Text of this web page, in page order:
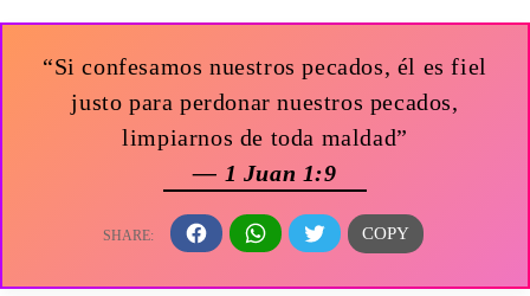
“Si confesamos nuestros pecados, él es fiel
justo para perdonar nuestros pecados,
limpiarnos de toda maldad”
— 1 Juan 1:9